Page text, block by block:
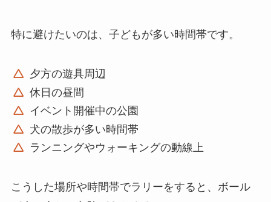
特に避けたいのは、子どもが多い時間帯です。
夕方の遊具周辺
休日の昼間
イベント開催中の公園
犬の散歩が多い時間帯
ランニングやウォーキングの動線上
こうした場所や時間帯でラリーをすると、ボール